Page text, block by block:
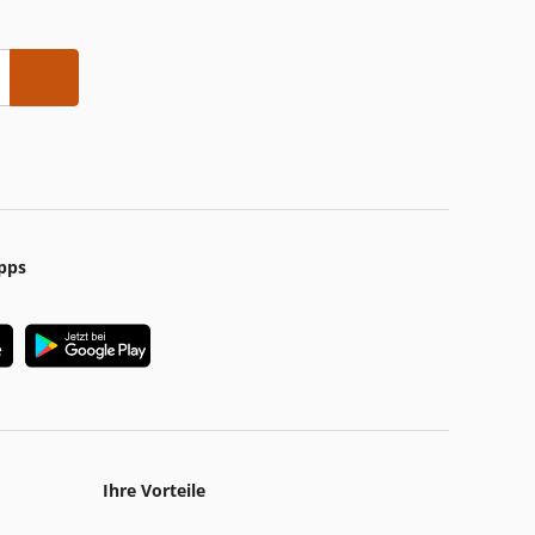
Ihre Vorteile